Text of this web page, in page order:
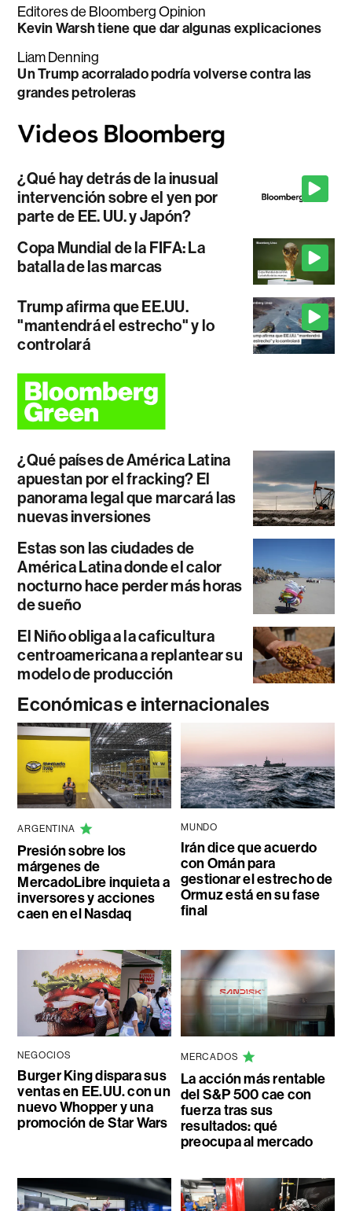
Editores de Bloomberg Opinion
Kevin Warsh tiene que dar algunas explicaciones
Liam Denning
Un Trump acorralado podría volverse contra las
grandes petroleras
¿Qué hay detrás de la inusual
intervención sobre el yen por
parte de EE. UU. y Japón?
Copa Mundial de la FIFA: La
batalla de las marcas
Trump afirma que EE.UU.
"mantendrá el estrecho" y lo
controlará
¿Qué países de América Latina
apuestan por el fracking? El
panorama legal que marcará las
nuevas inversiones
Estas son las ciudades de
América Latina donde el calor
nocturno hace perder más horas
de sueño
El Niño obliga a la caficultura
centroamericana a replantear su
modelo de producción
Económicas e internacionales
ARGENTINA
Presión sobre los
márgenes de
MercadoLibre inquieta a
inversores y acciones
caen en el Nasdaq
MUNDO
Irán dice que acuerdo
con Omán para
gestionar el estrecho de
Ormuz está en su fase
final
NEGOCIOS
Burger King dispara sus
ventas en EE.UU. con un
nuevo Whopper y una
promoción de Star Wars
MERCADOS
La acción más rentable
del S&P 500 cae con
fuerza tras sus
resultados: qué
preocupa al mercado